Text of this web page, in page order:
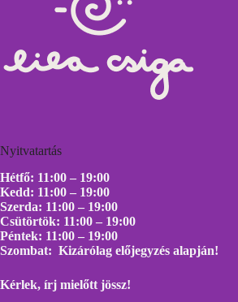
Nyitvatartás
Hétfő: 11:00 – 19:00
Kedd: 11:00 – 19:00
Szerda: 11:00 – 19:00
Csütörtök: 11:00 – 19:00
Péntek: 11:00 – 19:00
Szombat: Kizárólag előjegyzés alapján!
Kérlek, írj mielőtt jössz!